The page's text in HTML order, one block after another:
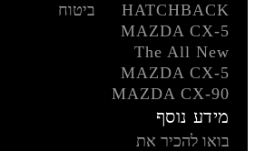
HATCHBACK
MAZDA CX-5
The All New
MAZDA CX-5
MAZDA CX-90
ביטוח
מידע נוסף
בואו להכיר את